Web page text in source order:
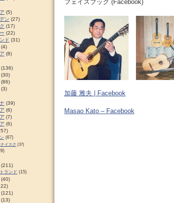
フェイスブック (Facebook)
加藤 雅夫 | Facebook
Masao Kato – Facebook
(5)
ン (27)
(17)
(22)
ド (31)
(4)
(8)
(136)
(30)
(86)
(3)
(39)
(6)
(7)
(6)
(67)
イスク (37)
(211)
ランド (15)
(40)
(121)
(13)